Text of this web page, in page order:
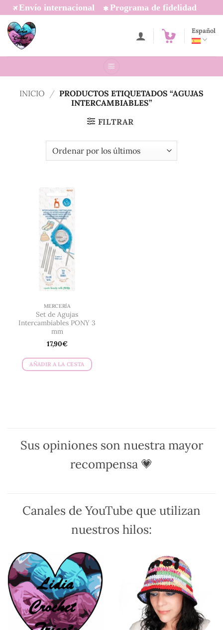
Saltar
al
contenido
Envío internacional Programa de fidelidad
Español
INICIO / PRODUCTOS ETIQUETADOS “AGUJAS
INTERCAMBIABLES”
FILTRAR
MERCERÍA
Set de Agujas
Intercambiables PONY 3
mm
17,90€
AÑADIR A LA CESTA
Sus opiniones son nuestra mayor
recompensa 💗
Canales de YouTube que utilizan
nuestros hilos: